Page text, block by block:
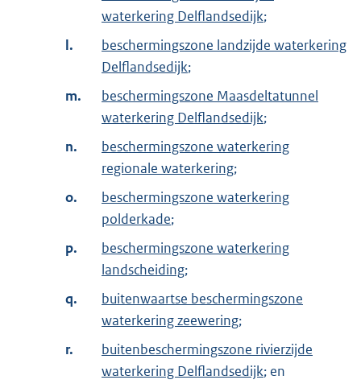
waterkering Delflandsedijk;
l.
beschermingszone landzijde waterkering
Delflandsedijk;
m.
beschermingszone Maasdeltatunnel
waterkering Delflandsedijk;
n.
beschermingszone waterkering
regionale waterkering;
o.
beschermingszone waterkering
polderkade;
p.
beschermingszone waterkering
landscheiding;
q.
buitenwaartse beschermingszone
waterkering zeewering;
r.
buitenbeschermingszone rivierzijde
waterkering Delflandsedijk; en